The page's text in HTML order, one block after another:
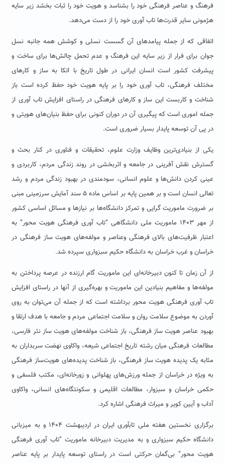
فرهنگ و عناصر فرهنگی خود را بشناسد و هویت خود را ثبات بخشد زیر سایه
هژمونی سایر قدرت‌ها تاب آوری خود را از دست می‌دهد.
اتفاقی که از جمله پیامدهای آن گسست نسلی و کوشش همه جانبه نسل
جوان برای فرار از زیر سایه این فرهنگ و عدم تحمل چالش‌ها برای ساخت و
پیشرفت کشور است انسان ایرانی در طول تاریخ با اتکا به ساز و کارهای
مختلف فرهنگی، تاب آوری خود را بر پایه هویت خود حفظ کرده است باز
شناخت و کاربست این ساز و کارهای فرهنگی در راستای افزایش تاب آوری از
جمله اموری است که پیگیری آن در دوران کنونی برای حفظ بنیان‌های هویتی و
در پی آن توسعه پایدار بسیار ضروری است.
یکی از بنیادی‌ترین وظایف وزارت علوم، تحقیقات و فناوری در کنار بحث و
گسترش نقش آفرینی در جامعه و اثربخشی در روند زندگی مردم، کاربردی و
عینی کردن دانش‌ها و علوم انسانی، سودمندی در بهبود زندگی مردم و رشد
تعالی انسان است و بر همین پایه بر اساس ماده ۵ سند آمایش سرزمینی مبنی
بر ضرورت ماموریت گرایی و تمرکز دانشگاه‌ها بر نیازها و مسائل اساسی کشور
از مهر ۱۴۰۳ ماموریت ملی دانشگاهی “تاب آوری فرهنگی هویت محور” به
اعتبار ظرفیت‌های بالای فرهنگی وعناصر و مولفه‌های هویت ساز فرهنگی در
خراسان و غرب خراسان به دانشگاه حکیم سبزواری سپرده شد.
از آن زمان تا کنون دبیرخانه‌ای این ماموریت گام ارزنده در عرصه پرداختن به
مولفه‌ها و مفاهیم بنیادین این ماموریت و بهره‌گیری از آنها در راستای افزایش
تاب آوری فرهنگی هویت محور برداشته است که از جمله آن می‌توان به روی
آوردن به موضوع سلامت روان و سلامت اجتماعی مردم و جامعه با هدف ارتقا و
بهبود عناصر هویت ساز فرهنگی، باز شناخت مولفه‌های هویت ساز نثر فارسی،
مطالعات فرهنگی میان رشته تاریخ اجتماعی شیعه، واکاوی نهضت سربداران به
مثابه یک پدیده هویت ساز فرهنگی، باز شناخت پدیده‌های هویت‌ساز فرهنگی
به ویژه در خراسان از جمله ورزش‌های پهلوانی و زورخانه‌ای، مکتب فلسفی و
حکمی خراسان و سبزوار، مطالعات اقلیمی و سکونتگاه‌های انسانی، واکاوی
آداب و آیین کویر و میراث فرهنگی اشاره کرد.
برگزاری نخستین هفته ملی تابآوری ایران در اردیبهشت ۱۴۰۴ و به میزبانی
دانشگاه حکیم سبزواری و به مدیریت دبیرخانه ماموریت “تاب آوری فرهنگی
هویت محور” بی‌گمان حرکتی است در راستای توسعه پایدار بر پایه عناصر